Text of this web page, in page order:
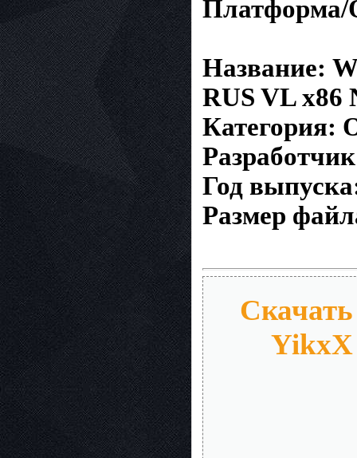
Название:
RUS VL x86
Категория:
Год
Размер
YikxX